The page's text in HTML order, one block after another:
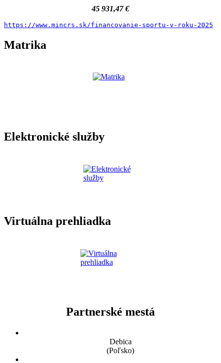
45 931,47 €
https://www.mincrs.sk/financovanie-sportu-v-roku-2025
Matrika
Elektronické služby
Virtuálna prehliadka
Partnerské mestá
Debica
(Poľsko)